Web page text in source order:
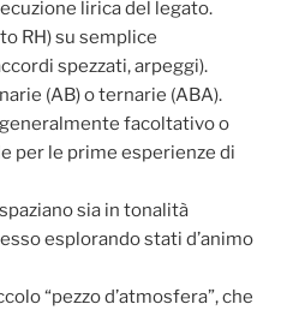
lirica del legato.
RH) su semplice
spezzati, arpeggi).
(AB) o ternarie (ABA).
facoltativo o
per le prime esperienze di
sia in tonalità
esplorando stati d’animo
“pezzo d’atmosfera”, che